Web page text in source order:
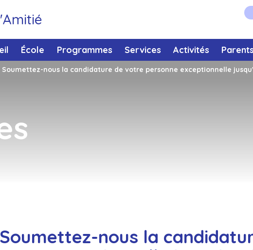
École Programmes Services Activités Parents
Soumettez-nous la candidature de votre personne exceptionnelle
nous la